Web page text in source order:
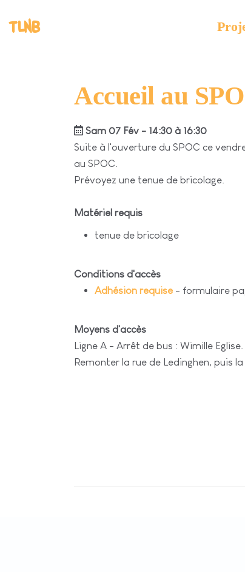
TLNB
Accueil au
Sam 07 Fév - 14:30 à 16:30
Suite à l'ouverture du SPOC ce
au SPOC.
Prévoyez une tenue de bricolage.
Matériel requis
tenue de bricolage
Conditions d'accès
Adhésion requise- formulaire
Moyens d'accès
Ligne A - Arrêt de bus : Wimille Eglise.
Remonter la rue de Ledinghen, puis